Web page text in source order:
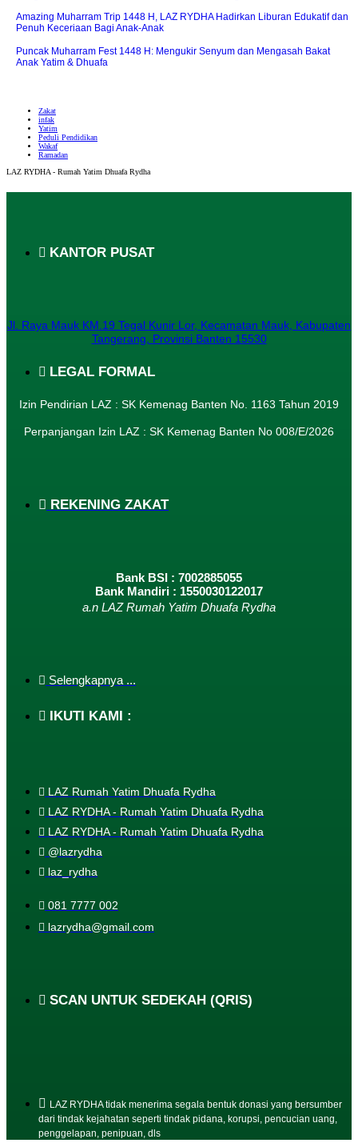
Amazing Muharram Trip 1448 H, LAZ RYDHA Hadirkan Liburan Edukatif dan
Penuh Keceriaan Bagi Anak-Anak
Puncak Muharram Fest 1448 H: Mengukir Senyum dan Mengasah Bakat
Anak Yatim & Dhuafa
Zakat
infak
Yatim
Peduli Pendidikan
Wakaf
Ramadan
LAZ RYDHA - Rumah Yatim Dhuafa Rydha
KANTOR PUSAT
Jl. Raya Mauk KM.19 Tegal Kunir Lor, Kecamatan Mauk, Kabupaten
Tangerang, Provinsi Banten 15530
LEGAL FORMAL
Izin Pendirian LAZ : SK Kemenag Banten No. 1163 Tahun 2019
Perpanjangan Izin LAZ : SK Kemenag Banten No 008/E/2026​
REKENING ZAKAT
Bank BSI : 7002885055
Bank Mandiri : 1550030122017
a.n LAZ Rumah Yatim Dhuafa Rydha
Selengkapnya ...
IKUTI KAMI :
LAZ Rumah Yatim Dhuafa Rydha
LAZ RYDHA - Rumah Yatim Dhuafa Rydha
LAZ RYDHA - Rumah Yatim Dhuafa Rydha
@lazrydha
laz_rydha
081 7777 002
lazrydha@gmail.com
SCAN UNTUK SEDEKAH (QRIS)
LAZ RYDHA tidak menerima segala bentuk donasi yang bersumber
dari tindak kejahatan seperti tindak pidana, korupsi, pencucian uang,
penggelapan, penipuan, dls